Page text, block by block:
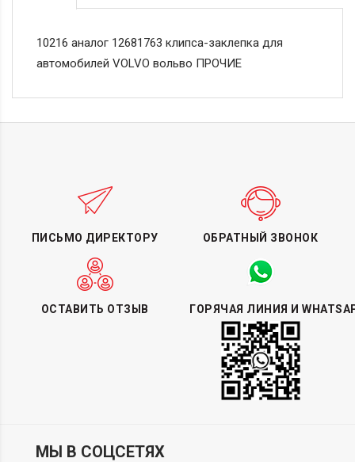
10216 аналог 12681763 клипса-заклепка для
автомобилей VOLVO вольво ПРОЧИЕ
ПИСЬМО ДИРЕКТОРУ ОБРАТНЫЙ ЗВОНОК
ОСТАВИТЬ ОТЗЫВ ГОРЯЧАЯ ЛИНИЯ И
МЫ В СОЦСЕТЯХ